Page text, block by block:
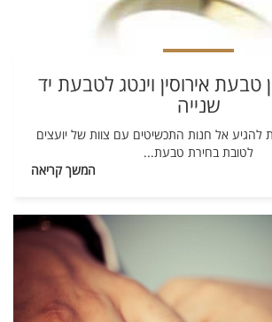
אירוסין וינטג לטבעת יד
שנייה
להגיע אל חנות התכשיטים עם צוות של יועצים
לטובת בחירת טבעת...
המשך קריאה